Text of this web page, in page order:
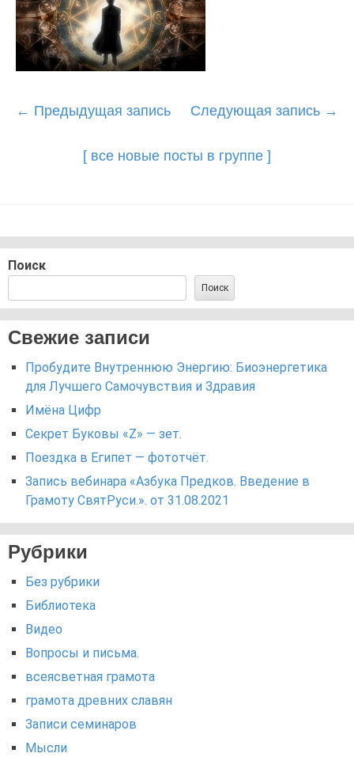
Post
← Предыдущая запись Следующая запись →
[ все новые посты в группе ]
Поиск
Поиск
Свежие записи
Пробудите Внутреннюю Энергию: Биоэнергетика
для Лучшего Самочувствия и Здравия
Имёна Цифр
Секрет Буковы «Z» — зет.
Поездка в Египет — фототчёт.
Запись вебинара «Азбука Предков. Введение в
Грамоту СвятРуси.». от 31.08.2021
Рубрики
Без рубрики
Библиотека
Видео
Вопросы и письма.
всеясветная грамота
грамота древних славян
Записи семинаров
Мысли